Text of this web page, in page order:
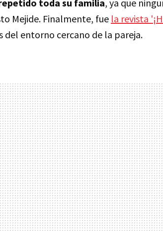
toda su familia, ya que
Mejide. Finalmente, fue la revista
entorno cercano de la pareja.